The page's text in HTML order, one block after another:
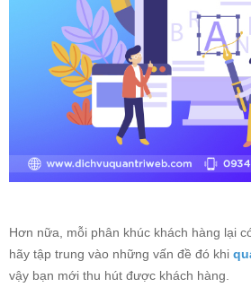
Hơn nữa, mỗi phân khúc khách hàng lại
hãy tập trung vào những vấn đề đó khi
vậy bạn mới thu hút được khách hàng.